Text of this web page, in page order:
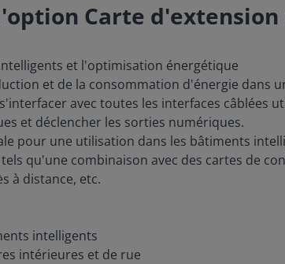
Carte
et l'optimisation énergétique
et de la consommation d'énergie dans
avec toutes les interfaces câblées
et déclencher les sorties numériques.
pour une utilisation dans les bâtiments
qu'une combinaison avec des cartes de
à distance, etc.
intelligents
intérieures et de rue